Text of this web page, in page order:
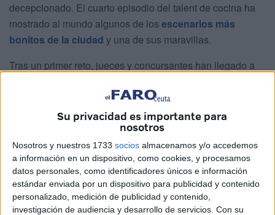
Su privacidad es importante para
nosotros
Nosotros y nuestros 1733 socios almacenamos y/o accedemos
a información en un dispositivo, como cookies, y procesamos
datos personales, como identificadores únicos e información
estándar enviada por un dispositivo para publicidad y contenido
personalizado, medición de publicidad y contenido,
investigación de audiencia y desarrollo de servicios. Con su
decepcionado. El cuarto episodio del talent de cocina ha
mostrado al mundo algunos de los escenarios más
bonitos de la ciudad y una de sus maravillas.
Tras un primer reto, jueces y concursantes han llegado a
han sido el abrebocas ideal, mientras Jordi Cruz
pronunciaba las siguientes palabras: “Estamos
tremendamente felices, cruzamos el
Gibraltarpara visitar Ceuta, orgullosa puerta de Europa en
el Continente Africano”.
Destacando también la ubicación geográfica de Ceuta, se
ha referido a la ciudad como un “paraíso de los contrastes”.